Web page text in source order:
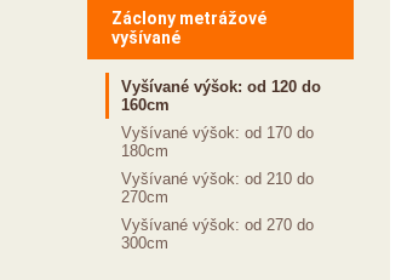
Záclony metrážové
vyšívané
Vyšívané výšok: od 120 do
160cm
Vyšívané výšok: od 170 do
180cm
Vyšívané výšok: od 210 do
270cm
Vyšívané výšok: od 270 do
300cm